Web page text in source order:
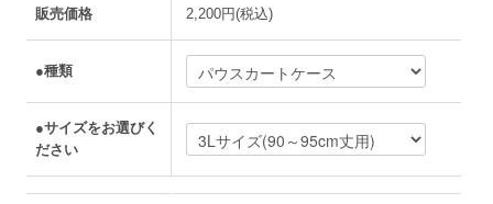
販売価格 2,200円(税込)
●種類
●サイズをお選びく
ださい